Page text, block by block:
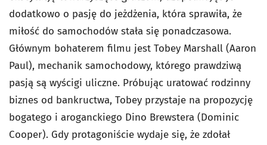
dodatkowo o pasję do jeżdżenia, która sprawiła, że
miłość do samochodów stała się ponadczasowa.
Głównym bohaterem filmu jest Tobey Marshall (Aaron
Paul), mechanik samochodowy, którego prawdziwą
pasją są wyścigi uliczne. Próbując uratować rodzinny
biznes od bankructwa, Tobey przystaje na propozycję
bogatego i aroganckiego Dino Brewstera (Dominic
Cooper). Gdy protagoniście wydaje się, że zdołał